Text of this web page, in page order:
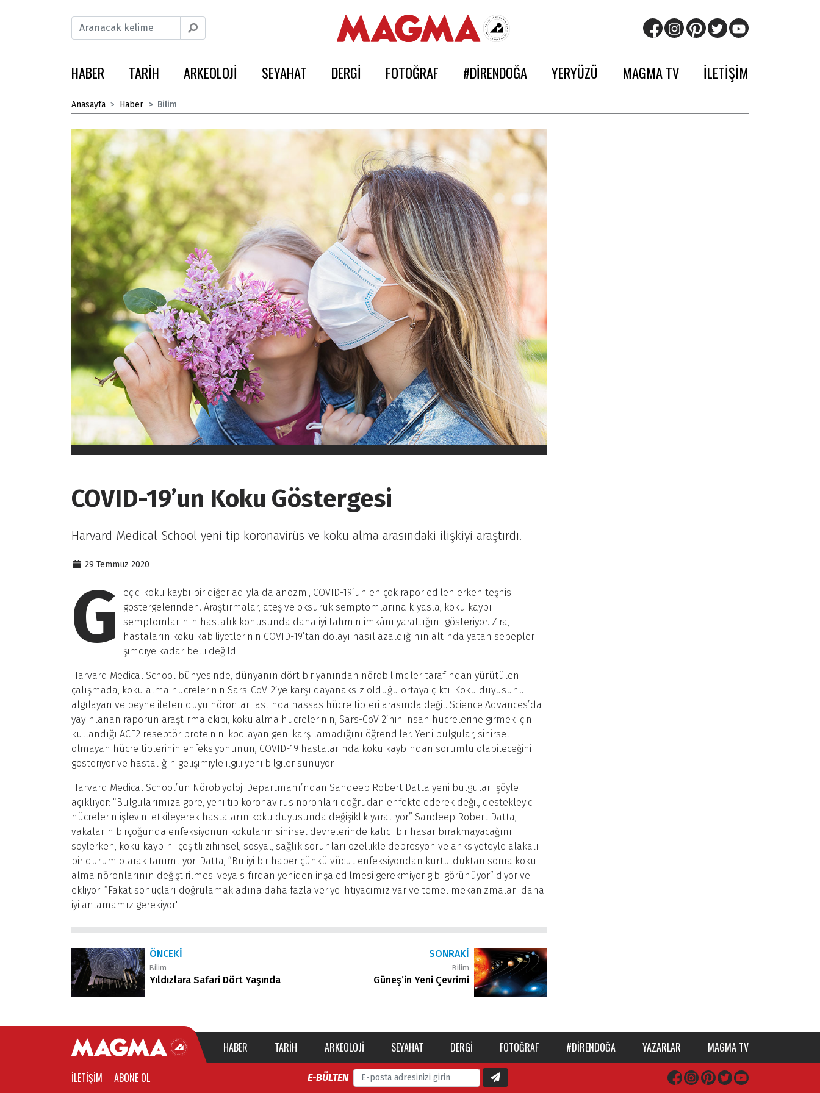
HABER TARİH ARKEOLOJİ SEYAHAT DERGİ FOTOĞRAF #DİRENDOĞA YERYÜZÜ MAGMA TV İLETİŞİM
Anasayfa Haber Bilim
COVID-19’un Koku Göstergesi
Harvard Medical School yeni tip koronavirüs ve koku alma arasındaki ilişkiyi araştırdı.
29 Temmuz 2020
G
eçici koku kaybı bir diğer adıyla da anozmi, COVID-19’un en çok rapor edilen erken teşhis
göstergelerinden. Araştırmalar, ateş ve öksürük semptomlarına kıyasla, koku kaybı
semptomlarının hastalık konusunda daha iyi tahmin imkânı yarattığını gösteriyor. Zira,
hastaların koku kabiliyetlerinin COVID-19’tan dolayı nasıl azaldığının altında yatan sebepler
şimdiye kadar belli değildi.
Harvard Medical School bünyesinde, dünyanın dört bir yanından nörobilimciler tarafından yürütülen
çalışmada, koku alma hücrelerinin Sars-CoV-2’ye karşı dayanaksız olduğu ortaya çıktı. Koku duyusunu
algılayan ve beyne ileten duyu nöronları aslında hassas hücre tipleri arasında değil. Science Advances’da
yayınlanan raporun araştırma ekibi, koku alma hücrelerinin, Sars-CoV 2’nin insan hücrelerine girmek için
kullandığı ACE2 reseptör proteinini kodlayan geni karşılamadığını öğrendiler. Yeni bulgular, sinirsel
olmayan hücre tiplerinin enfeksiyonunun, COVID-19 hastalarında koku kaybından sorumlu olabileceğini
gösteriyor ve hastalığın gelişimiyle ilgili yeni bilgiler sunuyor.
Harvard Medical School’un Nörobiyoloji Departmanı’ndan Sandeep Robert Datta yeni bulguları şöyle
açıklıyor: “Bulgularımıza göre, yeni tip koronavirüs nöronları doğrudan enfekte ederek değil, destekleyici
hücrelerin işlevini etkileyerek hastaların koku duyusunda değişiklik yaratıyor.” Sandeep Robert Datta,
vakaların birçoğunda enfeksiyonun kokuların sinirsel devrelerinde kalıcı bir hasar bırakmayacağını
söylerken, koku kaybını çeşitli zihinsel, sosyal, sağlık sorunları özellikle depresyon ve anksiyeteyle alakalı
bir durum olarak tanımlıyor. Datta, “Bu iyi bir haber çünkü vücut enfeksiyondan kurtulduktan sonra koku
alma nöronlarının değiştirilmesi veya sıfırdan yeniden inşa edilmesi gerekmiyor gibi görünüyor” diyor ve
ekliyor: “Fakat sonuçları doğrulamak adına daha fazla veriye ihtiyacımız var ve temel mekanizmaları daha
iyi anlamamız gerekiyor."
ÖNCEKI
Bilim
Yıldızlara Safari Dört Yaşında
SONRAKI
Bilim
Güneş’in Yeni Çevrimi
HABER TARIH ARKEOLOJI SEYAHAT DERGI FOTOĞRAF #DIRENDOĞA YAZARLAR MAGMA TV
İLETIŞIM ABONE OL E-BÜLTEN